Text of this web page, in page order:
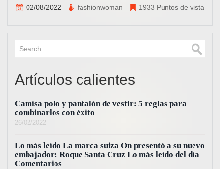
02/08/2022 fashionwoman 1933 Puntos de vista
Artículos calientes
Camisa polo y pantalón de vestir: 5 reglas para
combinarlos con éxito
26/02/2022
Lo más leído La marca suiza On presentó a su nuevo
embajador: Roque Santa Cruz Lo más leído del día
Comentarios